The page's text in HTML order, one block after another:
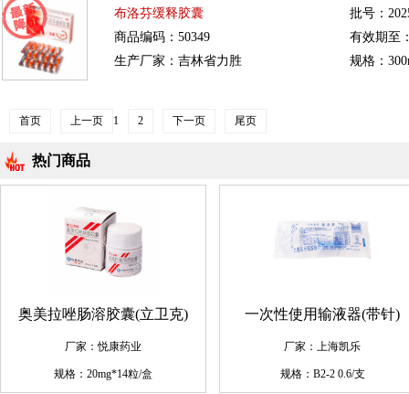
布洛芬缓释胶囊
商品编码：50349
生产厂家：吉林省力胜
批号：
有效期至
规格：
首页 上一页 1 2 下一页 尾页
热门商品
奥美拉唑肠溶胶囊(立卫克)
厂家：悦康药业
规格：20mg*14粒/盒
一次性使用输液器(带针)
厂家：上海凯乐
规格：B2-2 0.6/支